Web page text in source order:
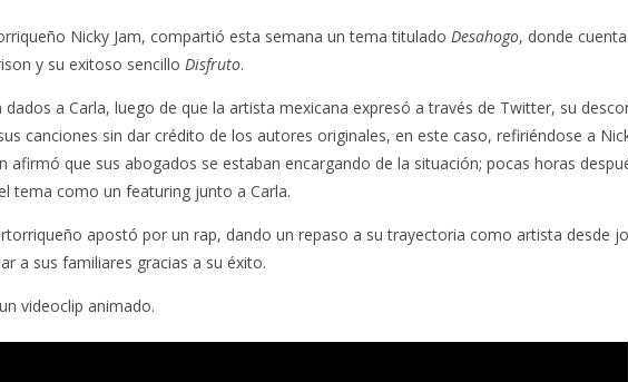
Nicky Jam, compartió esta semana un tema titulado Desahogo, donde
y su exitoso sencillo Disfruto.
a Carla, luego de que la artista mexicana expresó a través de Twitter, su
canciones sin dar crédito de los autores originales, en este caso, refiriéndose a
afirmó que sus abogados se estaban encargando de la situación; pocas horas
tema como un featuring junto a Carla.
apostó por un rap, dando un repaso a su trayectoria como artista desde
a sus familiares gracias a su éxito.
videoclip animado.